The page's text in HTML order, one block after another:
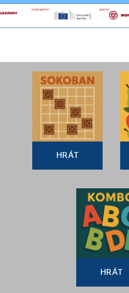
HRÁT
HRÁT